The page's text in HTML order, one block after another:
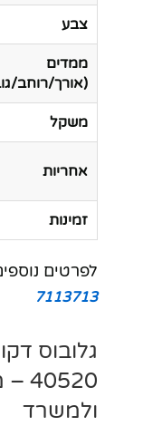
צבע
ממדים
(אורך/רוחב/
משקל
אחריות
זמינות
לפרטים
7113713
ולמשרד